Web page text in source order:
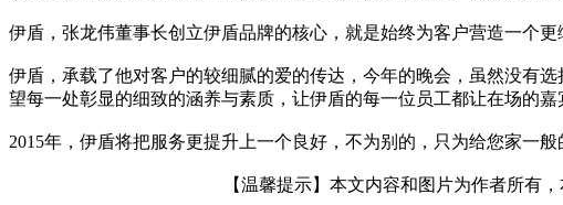
伊盾，张龙伟董事长创立伊盾品牌的核心，就是始终为客户营造一个更
伊盾，承载了他对客户的较细腻的爱的传达，今年的晚会，虽然没有
望每一处彰显的细致的涵养与素质，让伊盾的每一位员工都让在场的
2015年，伊盾将把服务更提升上一个良好，不为别的，只为给您家一
【温馨提示】本文内容和图片为作者所有